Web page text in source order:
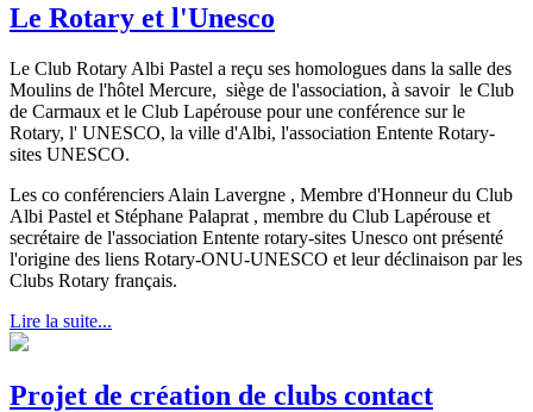
Le Rotary et l'Unesco
Le Club Rotary Albi Pastel a reçu ses homologues dans la salle des
Moulins de l'hôtel Mercure, siège de l'association, à savoir le Club
de Carmaux et le Club Lapérouse pour une conférence sur le
Rotary, l' UNESCO, la ville d'Albi, l'association Entente Rotary-
sites UNESCO.
Les co conférenciers Alain Lavergne , Membre d'Honneur du Club
Albi Pastel et Stéphane Palaprat , membre du Club Lapérouse et
secrétaire de l'association Entente rotary-sites Unesco ont présenté
l'origine des liens Rotary-ONU-UNESCO et leur déclinaison par les
Clubs Rotary français.
Lire la suite...
Projet de création de clubs contact